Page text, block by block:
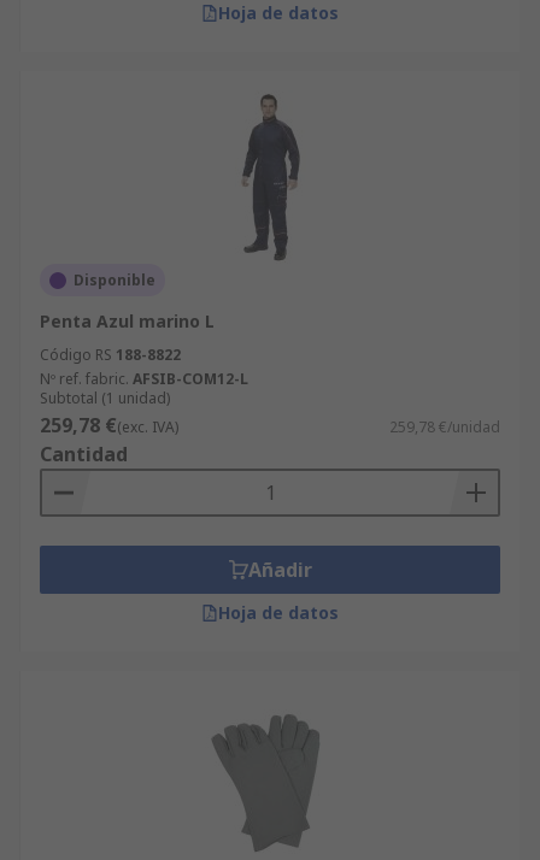
Hoja de datos
Disponible
Penta Azul marino L
Código RS 188-8822
Nº ref. fabric. AFSIB-COM12-L
Subtotal (1 unidad)
259,78 €(exc. IVA) 259,78 €/unidad
Cantidad
Añadir
Hoja de datos